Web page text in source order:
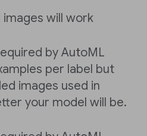
will work
by AutoML
per label but
images used in
your model will be.